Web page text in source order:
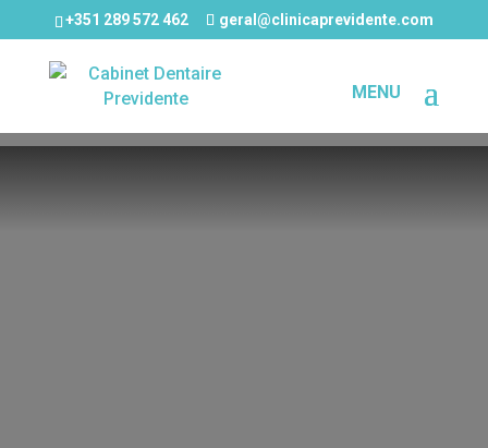
+351 289 572 462 geral@clinicaprevidente.com